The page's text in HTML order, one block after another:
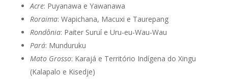
Acre: Puyanawa e Yawanawa
Roraima: Wapichana, Macuxi e Taurepang
Rondônia: Paiter Suruí e Uru-eu-Wau-Wau
Pará: Munduruku
Mato Grosso: Karajá e Território Indígena do Xingu
(Kalapalo e Kisedje)